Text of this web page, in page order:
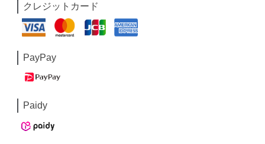
クレジットカード
PayPay
Paidy